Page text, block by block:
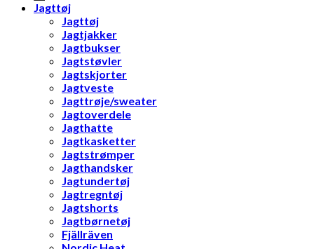
Jagttøj
Jagttøj
Jagtjakker
Jagtbukser
Jagtstøvler
Jagtskjorter
Jagtveste
Jagttrøje/sweater
Jagtoverdele
Jagthatte
Jagtkasketter
Jagtstrømper
Jagthandsker
Jagtundertøj
Jagtregntøj
Jagtshorts
Jagtbørnetøj
Fjällräven